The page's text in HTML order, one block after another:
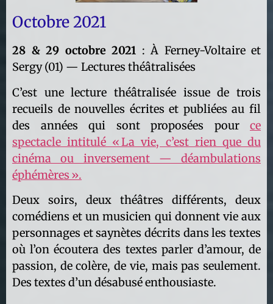
Octobre 2021
28 & 29 octobre 2021 : À Ferney-Voltaire et
Sergy (01) — Lectures théâtralisées
C’est une lecture théâtralisée issue de trois
recueils de nouvelles écrites et publiées au fil
des années qui sont proposées pour ce
spectacle intitulé « La vie, c’est rien que du
cinéma ou inversement — déambulations
éphémères ».
Deux soirs, deux théâtres différents, deux
comédiens et un musicien qui donnent vie aux
personnages et saynètes décrits dans les textes
où l’on écoutera des textes parler d’amour, de
passion, de colère, de vie, mais pas seulement.
Des textes d’un désabusé enthousiaste.